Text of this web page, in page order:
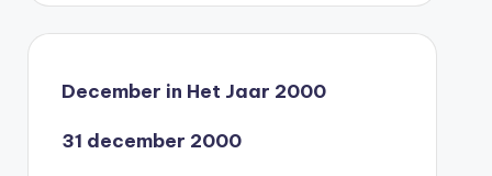
December in Het Jaar 2000
31 december 2000